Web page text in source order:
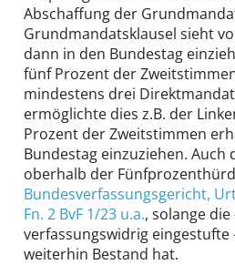
Abschaffung der
Grundmandatsklausel sieht
dann in den Bundestag
fünf Prozent der
mindestens drei
ermöglichte dies z.B. der
Prozent der Zweitstimmen
Bundestag einzuziehen. Auch
oberhalb der
Bundesverfassungsgericht,
Fn. 2 BvF 1/23 u.a., solange
verfassungswidrig
weiterhin Bestand hat.